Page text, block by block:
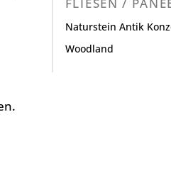
Naturstein Antik
Woodland